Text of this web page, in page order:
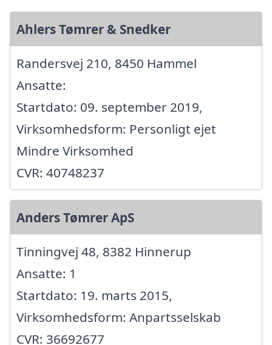
Ahlers Tømrer & Snedker
Randersvej 210, 8450 Hammel
Ansatte:
Startdato: 09. september 2019,
Virksomhedsform: Personligt ejet
Mindre Virksomhed
CVR: 40748237
Anders Tømrer ApS
Tinningvej 48, 8382 Hinnerup
Ansatte: 1
Startdato: 19. marts 2015,
Virksomhedsform: Anpartsselskab
CVR: 36692677